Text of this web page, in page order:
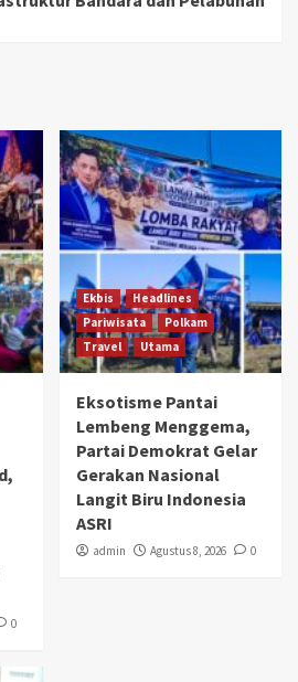
0
Ekbis
Headlines
Pariwisata
Polkam
Travel
Utama
Eksotisme Pantai
Lembeng Menggema,
Partai Demokrat Gelar
Gerakan Nasional
Langit Biru Indonesia
ASRI
admin Agustus 8, 2026 0